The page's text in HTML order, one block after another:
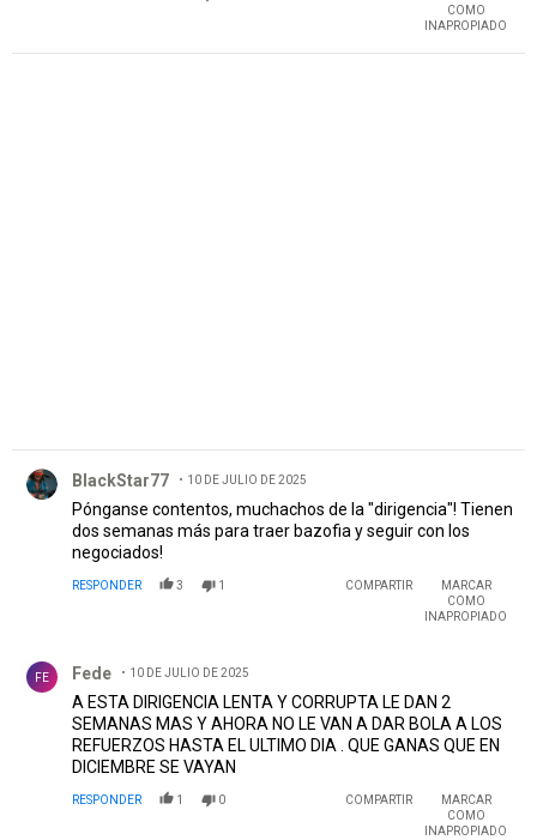
COMO
INAPROPIADO
BlackStar77 10 DE JULIO DE 2025
Pónganse contentos, muchachos de la "dirigencia"! Tienen
dos semanas más para traer bazofia y seguir con los
negociados!
RESPONDER 3 1 COMPARTIR
MARCAR
COMO
INAPROPIADO
FE Fede 10 DE JULIO DE 2025
A ESTA DIRIGENCIA LENTA Y CORRUPTA LE DAN 2
SEMANAS MAS Y AHORA NO LE VAN A DAR BOLA A LOS
REFUERZOS HASTA EL ULTIMO DIA . QUE GANAS QUE EN
DICIEMBRE SE VAYAN
RESPONDER 1 0 COMPARTIR
MARCAR
COMO
INAPROPIADO